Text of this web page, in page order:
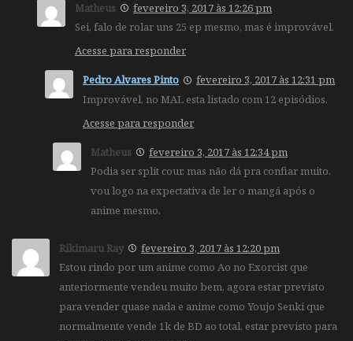
Matheus
fevereiro 3, 2017 às 12:26 pm
Sei, falo de rolar uns 25 ep mesmo, mas é improvável.
Acesse para responder
Pedro Alvares Pinto
fevereiro 3, 2017 às 12:31 pm
Improvável, no MAL esta listado com 12 episódios.
Acesse para responder
Matheus
fevereiro 3, 2017 às 12:34 pm
Podia ser split cour, mas não dá pra confiar muito,
vou logo na expectativa de ler o mangá após o
anime mesmo.
Rikimaru Ray
fevereiro 3, 2017 às 12:20 pm
Estou rindo por um anime como Ao no Exorcist que
anteriormente vendeu muito bem, agora estar previsto
para vender quase nada e anime como Youjo Senki que
normalmente vende 1k de BD ao total, estar previsto para